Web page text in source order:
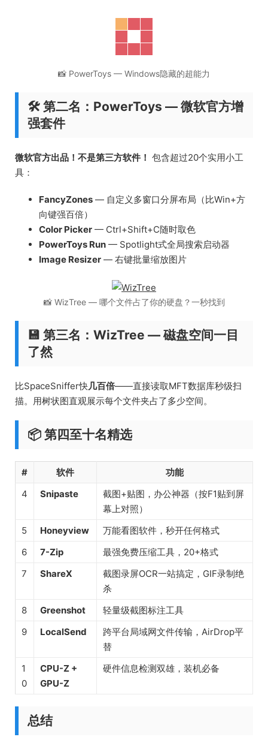
📸 PowerToys — Windows隐藏的超能力
🛠️ 第二名：PowerToys — 微软官方增
强套件
微软官方出品！不是第三方软件！ 包含超过20个实用小工
具：
FancyZones — 自定义多窗口分屏布局（比Win+方
向键强百倍）
Color Picker — Ctrl+Shift+C随时取色
PowerToys Run — Spotlight式全局搜索启动器
Image Resizer — 右键批量缩放图片
📸 WizTree — 哪个文件占了你的硬盘？一秒找到
💾 第三名：WizTree — 磁盘空间一目
了然
比SpaceSniffer快几百倍——直接读取MFT数据库秒级扫
描。用树状图直观展示每个文件夹占了多少空间。
📦 第四至十名精选
# 软件
功能
4
Snipaste
截图+贴图，办公神器（按F1贴到屏
幕上对照）
5
Honeyview
万能看图软件，秒开任何格式
6
7-Zip
最强免费压缩工具，20+格式
7
ShareX
截图录屏OCR一站搞定，GIF录制绝
杀
8
Greenshot
轻量级截图标注工具
9
LocalSend
跨平台局域网文件传输，AirDrop平
替
1
0
CPU-Z +
GPU-Z
硬件信息检测双雄，装机必备
总结